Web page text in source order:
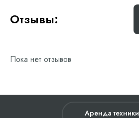
Отзывы:
Пока нет отзывов
Аренда техники